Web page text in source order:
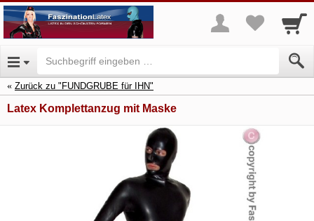
Zurück zu "FUNDGRUBE für IHN"
Latex Komplettanzug mit Maske